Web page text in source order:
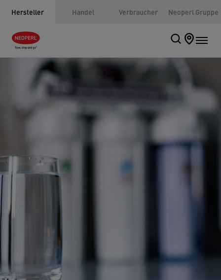
Hersteller Handel Verbraucher Neoperl Gruppe